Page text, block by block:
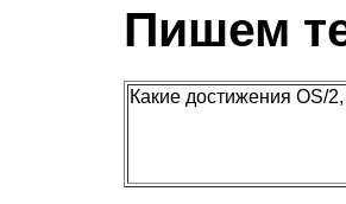
Пишем
Какие достижения OS/